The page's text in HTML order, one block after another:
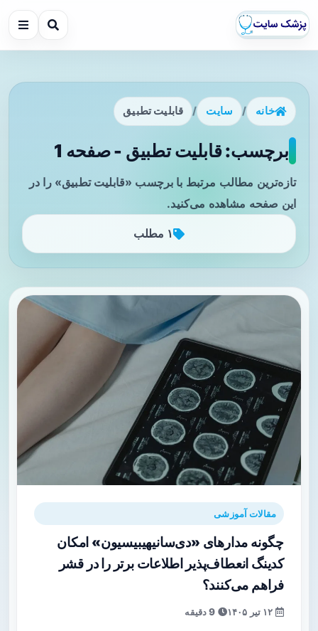
خانه / سایت / قابلیت تطبیق
برچسب: قابلیت تطبیق - صفحه 1
تازه‌ترین مطالب مرتبط با برچسب «قابلیت تطبیق» را در
این صفحه مشاهده می‌کنید.
۱ مطلب
مقالات آموزشی
چگونه مدارهای «دی‌سانیهیبیسیون» امکان
کدینگ انعطاف‌پذیر اطلاعات برتر را در قشر
فراهم می‌کنند؟